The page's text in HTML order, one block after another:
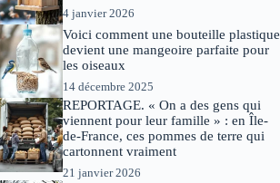
4 janvier 2026
Voici comment une bouteille plastique
devient une mangeoire parfaite pour
les oiseaux
14 décembre 2025
REPORTAGE. « On a des gens qui
viennent pour leur famille » : en Île-
de-France, ces pommes de terre qui
cartonnent vraiment
21 janvier 2026